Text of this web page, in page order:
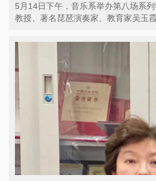
5月14日下午，音乐系举办第八场系
教授、著名琵琶演奏家、教育家吴玉